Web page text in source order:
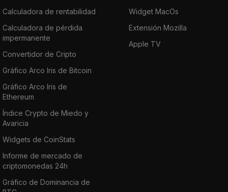
Calculadora de rentabilidad
Calculadora de pérdida
impermanente
Convertidor de Cripto
Gráfico Arco Iris de Bitcoin
Gráfico Arco Iris de
Ethereum
Índice Crypto de Miedo y
Avaricia
Widgets de CoinStats
Informe de mercado de
criptomonedas 24h
Gráfico de Dominancia de
Widget MacOs
Extensión Mozilla
Apple TV